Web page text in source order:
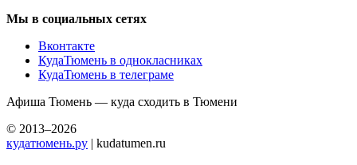
Мы в социальных сетях
Вконтакте
КудаТюмень в однокласниках
КудаТюмень в телеграме
Афиша Тюмень — куда сходить в Тюмени
© 2013–2026
кудатюмень.ру | kudatumen.ru